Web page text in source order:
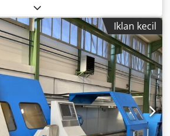
Iklan kecil